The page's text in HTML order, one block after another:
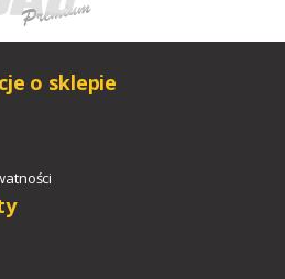
o sklepie